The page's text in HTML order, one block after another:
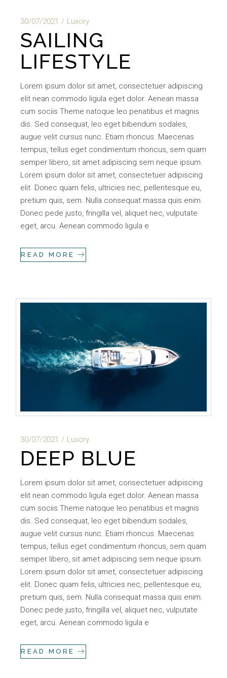
30/07/2021 Luxory
SAILING
LIFESTYLE
Lorem ipsum dolor sit amet, consectetuer adipiscing
elit nean commodo ligula eget dolor. Aenean massa
cum sociis Theme natoque leo penatibus et magnis
dis. Sed consequat, leo eget bibendum sodales,
augue velit cursus nunc. Etiam rhoncus. Maecenas
tempus, tellus eget condimentum rhoncus, sem quam
semper libero, sit amet adipiscing sem neque ipsum.
Lorem ipsum dolor sit amet, consectetuer adipiscing
elit. Donec quam felis, ultricies nec, pellentesque eu,
pretium quis, sem. Nulla consequat massa quis enim.
Donec pede justo, fringilla vel, aliquet nec, vulputate
eget, arcu. Aenean commodo ligula e
READ MORE
30/07/2021 Luxory
DEEP BLUE
Lorem ipsum dolor sit amet, consectetuer adipiscing
elit nean commodo ligula eget dolor. Aenean massa
cum sociis Theme natoque leo penatibus et magnis
dis. Sed consequat, leo eget bibendum sodales,
augue velit cursus nunc. Etiam rhoncus. Maecenas
tempus, tellus eget condimentum rhoncus, sem quam
semper libero, sit amet adipiscing sem neque ipsum.
Lorem ipsum dolor sit amet, consectetuer adipiscing
elit. Donec quam felis, ultricies nec, pellentesque eu,
pretium quis, sem. Nulla consequat massa quis enim.
Donec pede justo, fringilla vel, aliquet nec, vulputate
eget, arcu. Aenean commodo ligula e
READ MORE